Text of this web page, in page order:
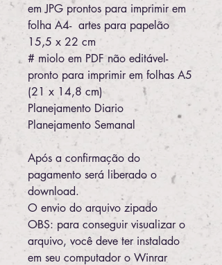
em JPG prontos para imprimir em
folha A4- artes para papelão
15,5 x 22 cm
# miolo em PDF não editável-
pronto para imprimir em folhas A5
(21 x 14,8 cm)
Planejamento Diario
Planejamento Semanal
Após a confirmação do
pagamento será liberado o
download.
O envio do arquivo zipado
OBS: para conseguir visualizar o
arquivo, você deve ter instalado
em seu computador o Winrar